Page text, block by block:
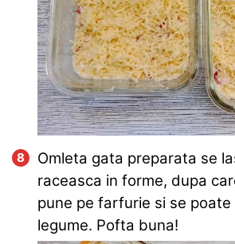
Omleta gata preparata se
raceasca in forme, dupa
pune pe farfurie si se poate
legume. Pofta buna!